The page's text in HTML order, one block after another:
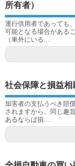
所有者）
運行供用者であっても
可能となる場合がある
（車外にいる...
社会保障と損益相
加害者の支払うべき賠
されますから、同じ趣
あるならば損...